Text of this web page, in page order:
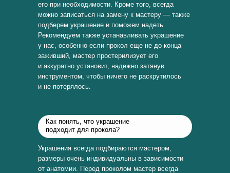
его при необходимости. Кроме того, всегда
можно записаться на замену к мастеру — также
подберем украшение и поможем надеть.
Рекомендуем также устанавливать украшение
у нас, особенно если прокол еще не до конца
заживший, мастер простерилизует его
и аккуратно установит, надежно затянув
инструментом, чтобы ничего не раскрутилось
и не потерялось.
Как понять, что украшение
подходит для прокола?
Украшения всегда подбираются мастером,
размеры очень индивидуальны в зависимости
от анатомии. Перед проколом мастер всегда